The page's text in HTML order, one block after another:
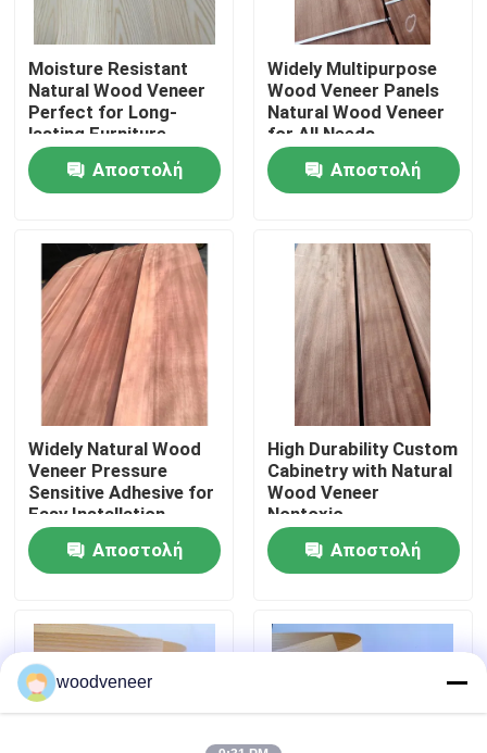
Σπίτι
Προϊόντα
Περίπου εμείς
Γύρος εργοστασίων
Ποιοτικός έλεγχος
Επαφή ΗΠΑ
Ζητήστε ένα απόσπασμα
Βαμμένος ξύλινος καπλαμάς
Φαλερί δαπέδου ξύλου
Moisture Resistant
Natural Wood Veneer
Perfect for Long-
lasting Furniture
Αποστολή
Widely Multipurpose
Wood Veneer Panels
Natural Wood Veneer
for All Needs
Αποστολή
Widely Natural Wood
Veneer Pressure
Sensitive Adhesive for
Easy Installation
Αποστολή
High Durability Custom
Cabinetry with Natural
Wood Veneer
Nontoxic
Αποστολή
woodveneer